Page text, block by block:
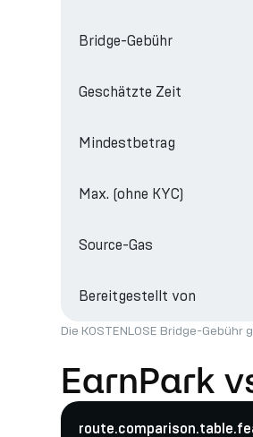
Bridge-Gebühr
Geschätzte Zeit
Mindestbetrag
Max. (ohne KYC)
Source-Gas
Bereitgestellt von
Die KOSTENLOSE Bridge-
EarnPark